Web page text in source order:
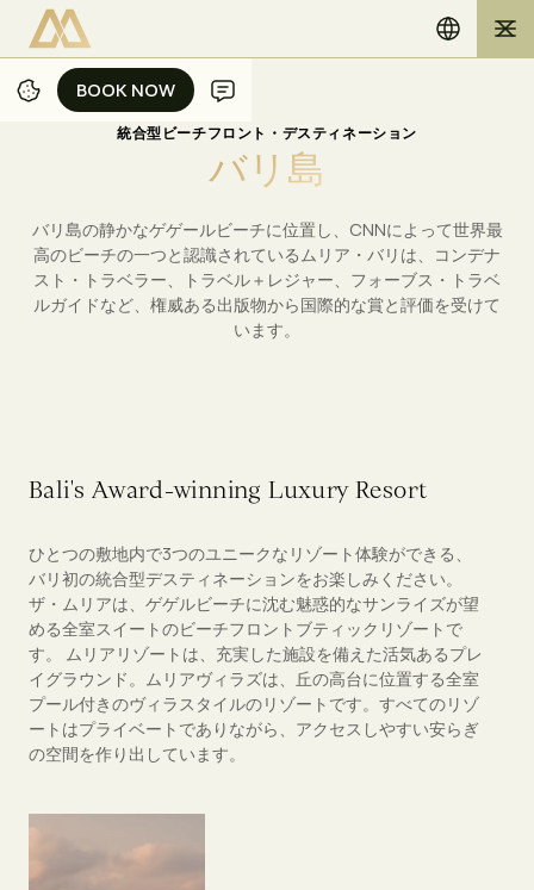
BOOK NOW
BOOK NOW
統合型ビーチフロント・デスティネーション
バリ 島
バリ島の静かなゲゲールビーチに位置し、CNNによって世界最
高のビーチの一つと認識されているムリア・バリは、コンデナ
スト・トラベラー、トラベル＋レジャー、フォーブス・トラベ
ルガイドなど、権威ある出版物から国際的な賞と評価を受けて
います。
Bali's Award-winning Luxury Resort
ひとつの敷地内で3つのユニークなリゾート体験ができる、
バリ初の統合型デスティネーションをお楽しみください。
ザ・ムリアは、ゲゲルビーチに沈む魅惑的なサンライズが望
める全室スイートのビーチフロントブティックリゾートで
す。 ムリアリゾートは、充実した施設を備えた活気あるプレ
イグラウンド。ムリアヴィラズは、丘の高台に位置する全室
プール付きのヴィラスタイルのリゾートです。すべてのリゾ
ートはプライベートでありながら、アクセスしやすい安らぎ
の空間を作り出しています。